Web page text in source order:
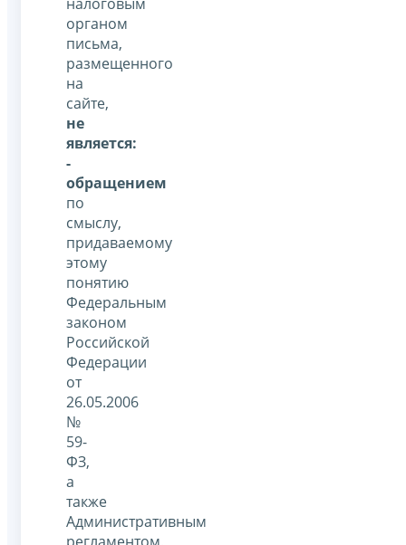
органом
письма,
размещенного
на
сайте,
не
является:
-
обращением
по
смыслу,
придаваемому
этому
понятию
Федеральным
законом
Российской
Федерации
от
26.05.2006
№
59-
ФЗ,
а
также
Административным